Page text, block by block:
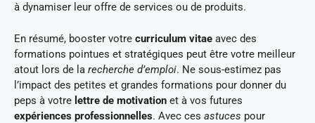
à dynamiser leur offre de services ou de produits.
En résumé, booster votre curriculum vitae avec des
formations pointues et stratégiques peut être votre meilleur
atout lors de la recherche d’emploi. Ne sous-estimez pas
l’impact des petites et grandes formations pour donner du
peps à votre lettre de motivation et à vos futures
expériences professionnelles. Avec ces astuces pour